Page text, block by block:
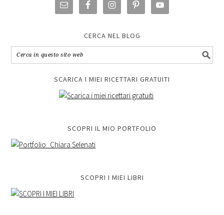
CERCA NEL BLOG
SCARICA I MIEI RICETTARI GRATUITI
SCOPRI IL MIO PORTFOLIO
SCOPRI I MIEI LIBRI